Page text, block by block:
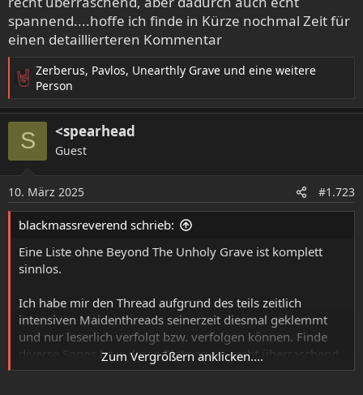
spannend....hoffe ich finde in Kürze nochmal Zeit für
einen detaillierteren Kommentar
R
a
i
o
n
e
n
Zerberus, Pavlos, Unearthly Grave und eine weitere
Person
S <spearhead
Guest
10. März 2025 #1.723
blackmassreverend schrieb:
Eine Liste ohne Beyond The Unholy Grave ist komplett
sinnlos.
Ich habe mir den Thread aufgrund des teils zeitlich
intensiven Maidenthreads seinerzeit diesmal geklemmt
und nur leserlich verfolgt bzw. verfolgen können. Finde
diverse Songs bzw. deren Platzierung recht überraschend,
aber dadurch auch echt spannend....hoffe ich finde in
Zum Vergrößern anklicken....